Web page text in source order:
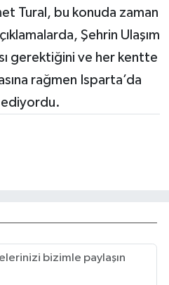
Tural, bu konuda zaman
Şehrin Ulaşım
gerektiğini ve her kentte
rağmen Isparta’da
ediyordu.